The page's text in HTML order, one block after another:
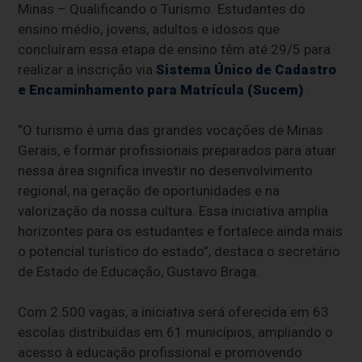
Minas – Qualificando o Turismo. Estudantes do
ensino médio, jovens, adultos e idosos que
concluíram essa etapa de ensino têm até 29/5 para
realizar a inscrição via Sistema Único de Cadastro
e Encaminhamento para Matrícula (Sucem) .
“O turismo é uma das grandes vocações de Minas
Gerais, e formar profissionais preparados para atuar
nessa área significa investir no desenvolvimento
regional, na geração de oportunidades e na
valorização da nossa cultura. Essa iniciativa amplia
horizontes para os estudantes e fortalece ainda mais
o potencial turístico do estado”, destaca o secretário
de Estado de Educação, Gustavo Braga.
Com 2.500 vagas, a iniciativa será oferecida em 63
escolas distribuídas em 61 municípios, ampliando o
acesso à educação profissional e promovendo